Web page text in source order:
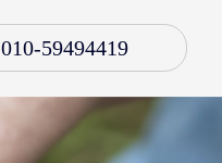
010-59494419